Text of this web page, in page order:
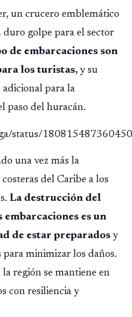
un crucero emblemático
duro golpe para el sector
de embarcaciones son
los turistas, y su
para la
paso del huracán.
status/
una vez más la
del Caribe a los
La destrucción del
es un
de estar preparados y
minimizar los daños.
región se mantiene en
con resiliencia y